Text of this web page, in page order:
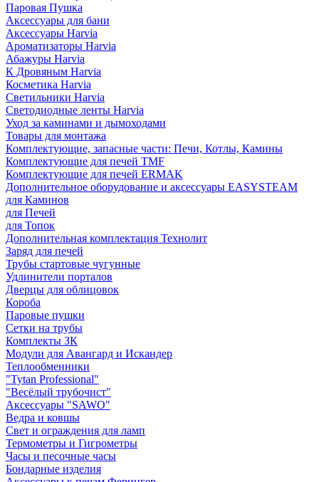
Паровая Пушка
Аксессуары для бани
Аксессуары Harvia
Ароматизаторы Harvia
Абажуры Harvia
К Дровяным Harvia
Косметика Harvia
Светильники Harvia
Светодиодные ленты Harvia
Уход за каминами и дымоходами
Товары для монтажа
Комплектующие, запасные части: Печи, Котлы, Камины
Комплектующие для печей TMF
Комплектующие для печей ERMAK
Дополнительное оборудование и аксессуары EASYSTEAM
для Каминов
для Печей
для Топок
Дополнительная комплектация Технолит
Заряд для печей
Трубы стартовые чугунные
Удлинители порталов
Дверцы для облицовок
Короба
Паровые пушки
Сетки на трубы
Комплекты ЗК
Модули для Авангард и Искандер
Теплообменники
"Tytan Professional"
"Весёлый трубочист"
Аксессуары "SAWO"
Ведра и ковшы
Свет и ограждения для ламп
Термометры и Гигрометры
Часы и песочные часы
Бондарные изделия